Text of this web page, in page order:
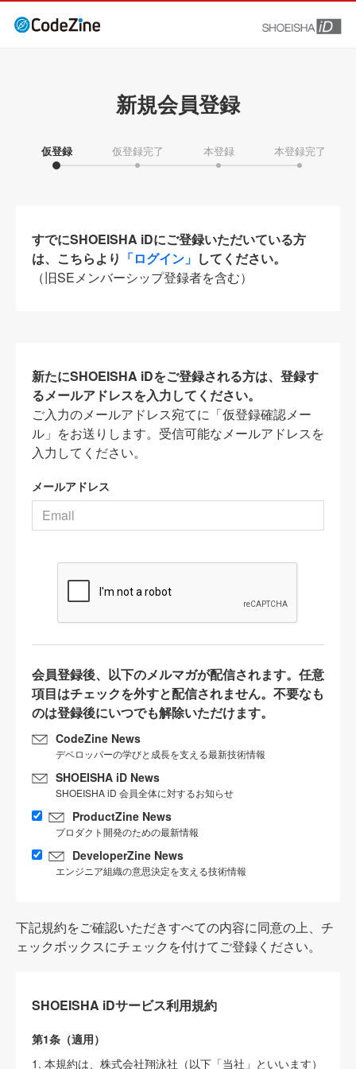
新規会員登録
仮登録 仮登録完了 本登録 本登録完了
すでにSHOEISHA iDにご登録いただいている方
は、こちらより 「ログイン」 してください。
（旧SEメンバーシップ登録者を含む）
新たにSHOEISHA iDをご登録される方は、登録す
るメールアドレスを入力してください。
ご入力のメールアドレス宛てに「仮登録確認メー
ル」をお送りします。受信可能なメールアドレスを
入力してください。
メールアドレス
会員登録後、以下のメルマガが配信されます。任意
項目はチェックを外すと配信されません。不要なも
のは登録後にいつでも解除いただけます。
CodeZine News
デベロッパーの学びと成長を支える最新技術情報
SHOEISHA iD News
SHOEISHA iD 会員全体に対するお知らせ
ProductZine News
プロダクト開発のための最新情報
DeveloperZine News
エンジニア組織の意思決定を支える技術情報
下記規約をご確認いただきすべての内容に同意の上、チ
ェックボックスにチェックを付けてご登録ください。
SHOEISHA iDサービス利用規約
第1条（適用）
1. 本規約は、株式会社翔泳社（以下「当社」といいます）